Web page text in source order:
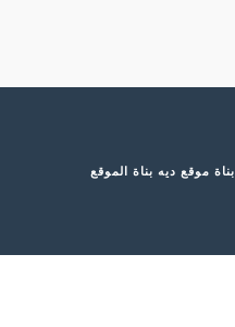
بناة موقع ديه بناة الموقع